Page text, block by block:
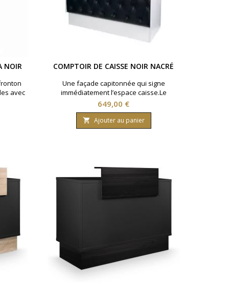
NOIR
avec
et
de
COMPTOIR DE CAISSE NOIR NACRÉ
Une façade capitonnée qui signe
immédiatement l’espace caisse.Le
contraste noir et blanc apporte une
présence décorative sans alourdir la
réception.◆ Façade noire capitonnée ◆
Structure en bois blanc robuste ◆
Prix
649,00 €
 Ajouter au panier